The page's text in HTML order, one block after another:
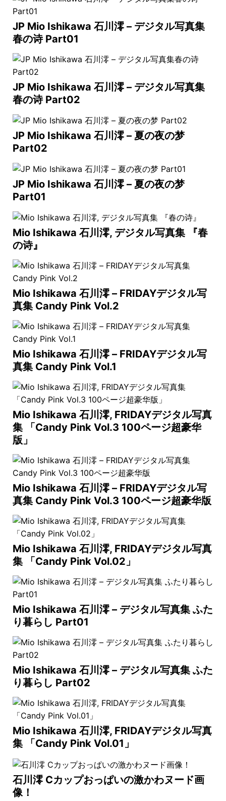
JP Mio Ishikawa 石川澪 – デジタル写真集
春の诗 Part01
JP Mio Ishikawa 石川澪 – デジタル写真集
春の诗 Part02
JP Mio Ishikawa 石川澪 – 夏の夜の梦
Part02
JP Mio Ishikawa 石川澪 – 夏の夜の梦
Part01
Mio Ishikawa 石川澪, デジタル写真集 『春
の诗』
Mio Ishikawa 石川澪 – FRIDAYデジタル写
真集 Candy Pink Vol.2
Mio Ishikawa 石川澪 – FRIDAYデジタル写
真集 Candy Pink Vol.1
Mio Ishikawa 石川澪, FRIDAYデジタル写真
集 「Candy Pink Vol.3 100ページ超豪华
版」
Mio Ishikawa 石川澪 – FRIDAYデジタル写
真集 Candy Pink Vol.3 100ページ超豪华版
Mio Ishikawa 石川澪, FRIDAYデジタル写真
集 「Candy Pink Vol.02」
Mio Ishikawa 石川澪 – デジタル写真集 ふた
り暮らし Part01
Mio Ishikawa 石川澪 – デジタル写真集 ふた
り暮らし Part02
Mio Ishikawa 石川澪, FRIDAYデジタル写真
集 「Candy Pink Vol.01」
石川澪 Cカップおっぱいの激かわヌード画
像！